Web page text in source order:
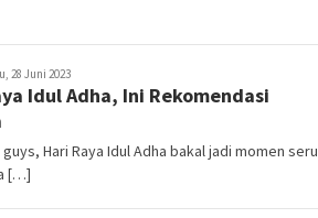
28 Juni 2023
Idul Adha, Ini Rekomendasi
guys, Hari Raya Idul Adha bakal jadi momen seru
[…]